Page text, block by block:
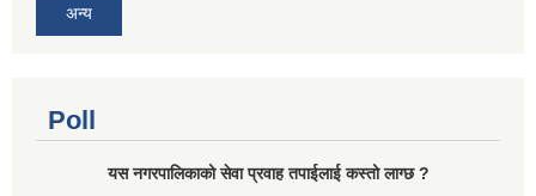
अन्य
Poll
यस नगरपालिकाको सेवा प्रवाह तपाईलाई कस्तो लाग्छ ?